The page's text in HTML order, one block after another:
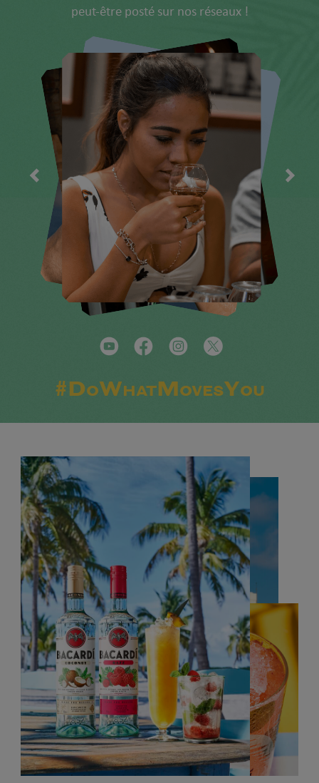
peut-être posté sur nos réseaux !
#DoWhatMovesYou